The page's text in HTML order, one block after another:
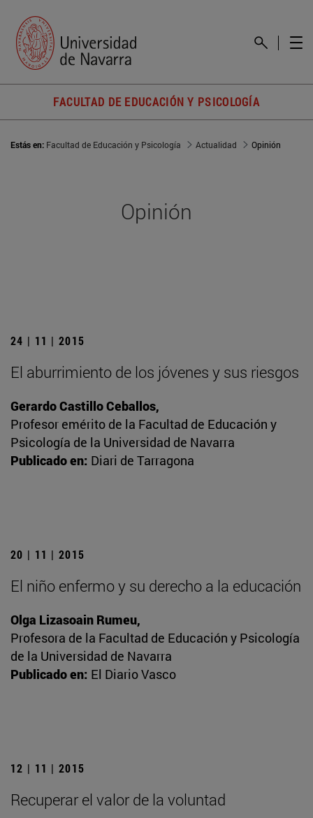
FACULTAD DE EDUCACIÓN Y PSICOLOGÍA
Estás en: Facultad de Educación y Psicología Actualidad Opinión
Opinión
24 | 11 | 2015
El aburrimiento de los jóvenes y sus riesgos
Gerardo Castillo Ceballos,
Profesor emérito de la Facultad de Educación y
Psicología de la Universidad de Navarra
Publicado en: Diari de Tarragona
20 | 11 | 2015
El niño enfermo y su derecho a la educación
Olga Lizasoain Rumeu,
Profesora de la Facultad de Educación y Psicología
de la Universidad de Navarra
Publicado en: El Diario Vasco
12 | 11 | 2015
Recuperar el valor de la voluntad